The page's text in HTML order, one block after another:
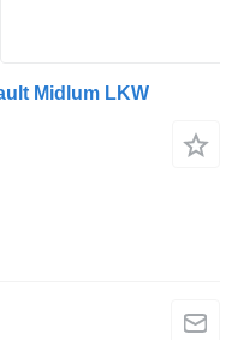
Midlum LKW